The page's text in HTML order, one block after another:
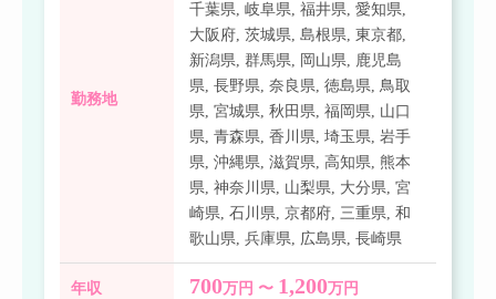
勤務地
千葉県,岐阜県,福井県,愛知県,
大阪府,茨城県,島根県,東京都,
新潟県,群馬県, 岡山県, 鹿児島
県,長野県,奈良県,徳島県,鳥取
県,宮城県,秋田県,福岡県, 山口
県,青森県,香川県,埼玉県,岩手
県,沖縄県,滋賀県, 高知県,熊本
県,神奈川県, 山梨県, 大分県,宮
崎県,石川県,京都府,三重県,和
歌山県,兵庫県, 広島県,長崎県
年収 700万円 〜 1,200万円